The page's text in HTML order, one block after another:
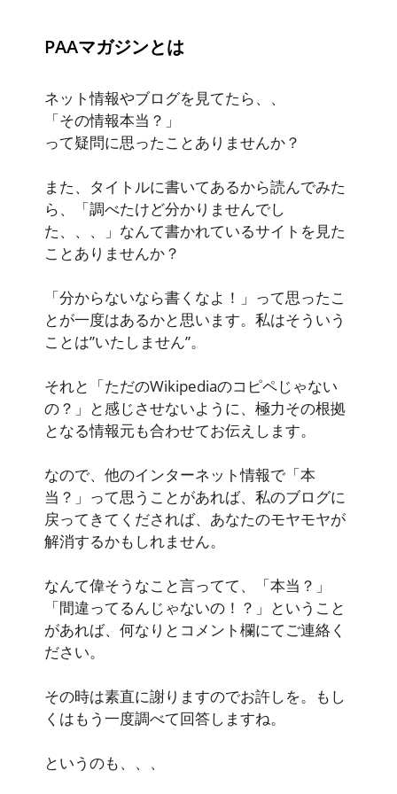
PAAマガジンとは
ネット情報やブログを見てたら、、
「その情報本当？」
って疑問に思ったことありませんか？
また、タイトルに書いてあるから読んでみた
ら、「調べたけど分かりませんでし
た、、、」なんて書かれているサイトを見た
ことありませんか？
「分からないなら書くなよ！」って思ったこ
とが一度はあるかと思います。私はそういう
ことは”いたしません”。
それと「ただのWikipediaのコピペじゃない
の？」と感じさせないように、極力その根拠
となる情報元も合わせてお伝えします。
なので、他のインターネット情報で「本
当？」って思うことがあれば、私のブログに
戻ってきてくだされば、あなたのモヤモヤが
解消するかもしれません。
なんて偉そうなこと言ってて、「本当？」
「間違ってるんじゃないの！？」ということ
があれば、何なりとコメント欄にてご連絡く
ださい。
その時は素直に謝りますのでお許しを。もし
くはもう一度調べて回答しますね。
というのも、、、